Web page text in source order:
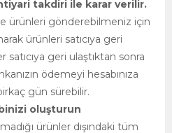
takdiri ile karar verilir.
ürünleri gönderebilmeniz için
ürünleri satıcıya geri
geri ulaştıktan sonra
ödemeyi hesabınıza
gün sürebilir.
oluşturun
ürünler dışındaki tüm